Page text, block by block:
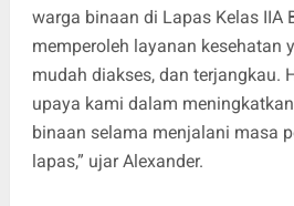
warga binaan di Lapas Kelas IIA
memperoleh layanan kesehatan
mudah diakses, dan terjangkau.
upaya kami dalam
binaan selama menjalani masa
lapas,” ujar Alexander.